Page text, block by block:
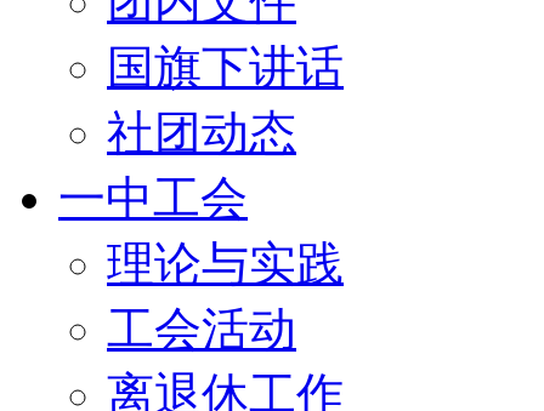
国旗下讲话
社团动态
一中工会
理论与实践
工会活动
离退休工作